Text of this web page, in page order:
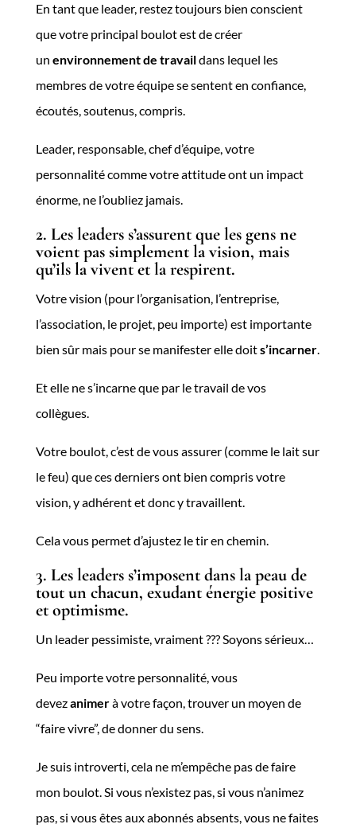
En tant que leader, restez toujours bien conscient
que votre principal boulot est de créer
un environnement de travaildans lequel les
membres de votre équipe se sentent en confiance,
écoutés, soutenus, compris.
Leader, responsable, chef d’équipe, votre
personnalité comme votre attitude ont un impact
énorme, ne l’oubliez jamais.
2. Les leaders s’assurent que les gens ne
voient pas simplement la vision, mais
qu’ils la vivent et la respirent.
Votre vision (pour l’organisation, l’entreprise,
l’association, le projet, peu importe) est importante
bien sûr mais pour se manifester elle doits’incarner.
Et elle ne s’incarne que par le travail de vos
collègues.
Votre boulot, c’est de vous assurer (comme le lait sur
le feu) que ces derniers ont bien compris votre
vision, y adhérent et donc y travaillent.
Cela vous permet d’ajustez le tir en chemin.
3. Les leaders s’imposent dans la peau de
tout un chacun, exudant énergie positive
et optimisme.
Un leader pessimiste, vraiment ??? Soyons sérieux…
Peu importe votre personnalité, vous
devezanimerà votre façon, trouver un moyen de
“faire vivre”, de donner du sens.
Je suis introverti, cela ne m’empêche pas de faire
mon boulot. Si vous n’existez pas, si vous n’animez
pas, si vous êtes aux abonnés absents, vous ne faites